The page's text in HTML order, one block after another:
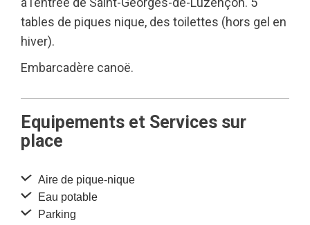
tables de piques nique, des toilettes (hors gel en
hiver).
Embarcadère canoë.
Equipements et Services sur
place
Aire de pique-nique
Eau potable
Parking